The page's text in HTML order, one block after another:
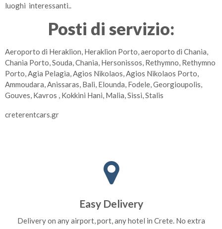
luoghi interessanti..
Posti di servizio:
Aeroporto di Heraklion, Heraklion Porto, aeroporto di Chania,
Chania Porto, Souda, Chania, Hersonissos, Rethymno, Rethymno
Porto, Agia Pelagia, Agios Nikolaos, Agios Nikolaos Porto,
Ammoudara, Anissaras, Bali, Elounda, Fodele, Georgioupolis,
Gouves, Kavros , Kokkini Hani, Malia, Sissi, Stalis
creterentcars.gr
Easy Delivery
Delivery on any airport, port, any hotel in Crete. No extra